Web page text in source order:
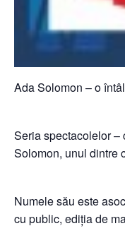
Ada Solomon – o
Seria spectacolelor –
Solomon, unul dintre
Numele său este
cu public, ediția de